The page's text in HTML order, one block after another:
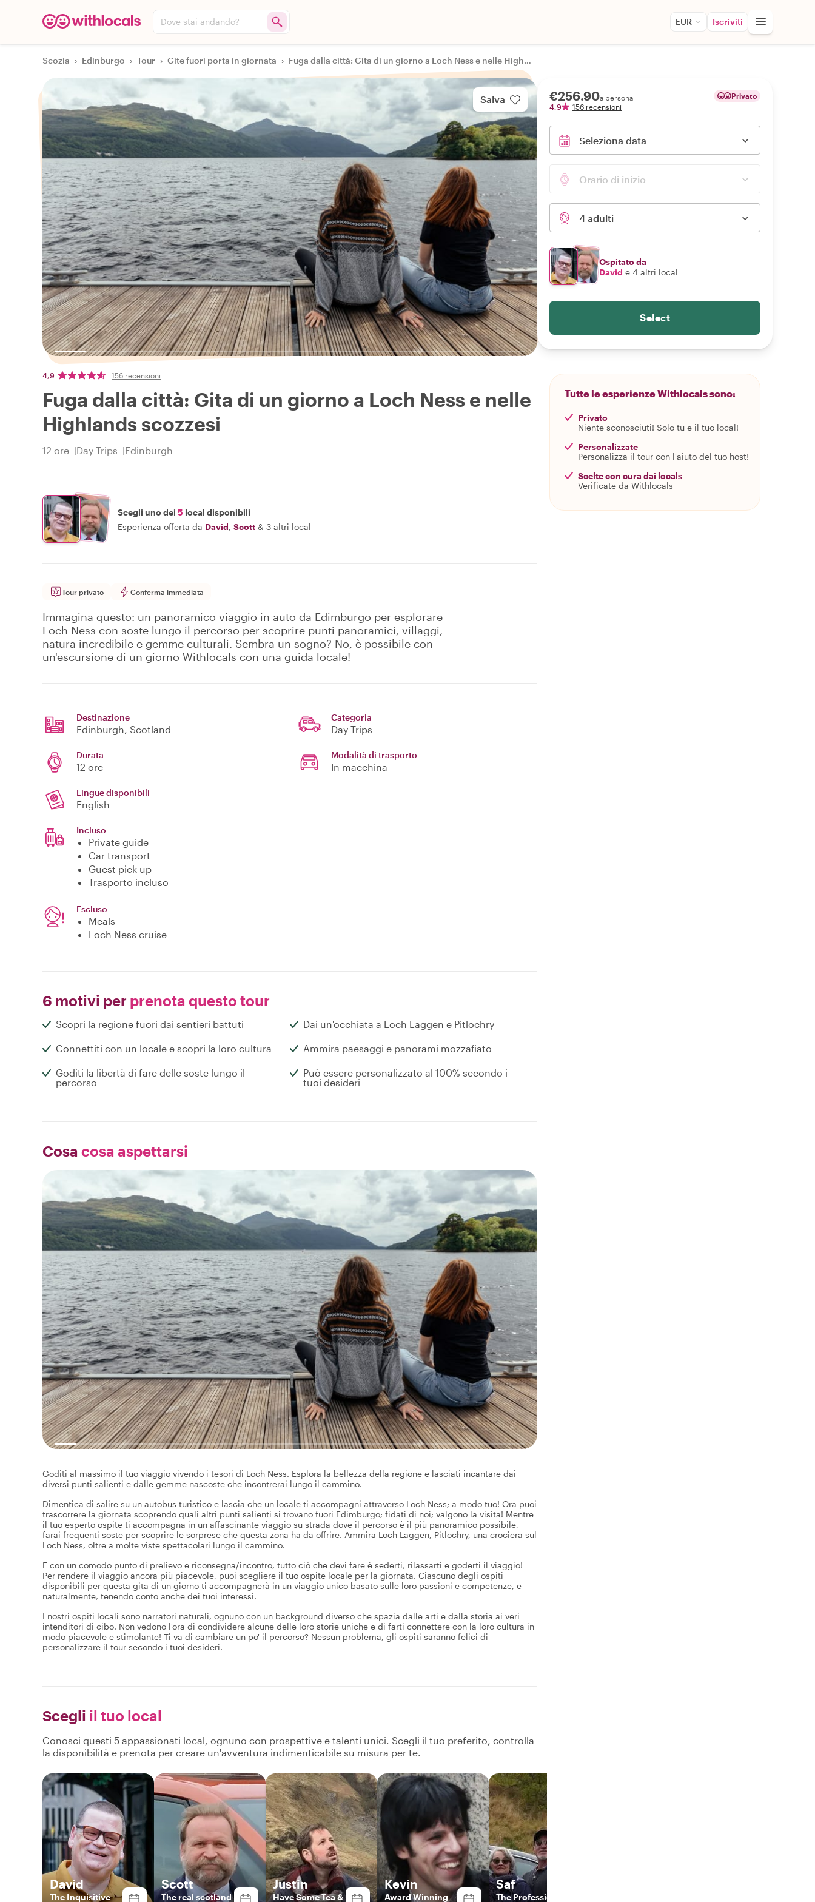
Dove stai andando? EUR Iscriviti
Scozia › Edinburgo › Tour › Gite fuori porta in giornata › Fuga dalla città: Gita di un giorno a Loch Ness e nelle Highlands scozzesi
Salva
4,9 156 recensioni
Fuga dalla città: Gita di un giorno a Loch Ness e nelle
Highlands scozzesi
12 ore Day Trips Edinburgh
Scegli uno dei 5 local disponibili
Esperienza offerta da David, Scott & 3 altri local
Tour privato Conferma immediata
Immagina questo: un panoramico viaggio in auto da Edimburgo per esplorare
Loch Ness con soste lungo il percorso per scoprire punti panoramici, villaggi,
natura incredibile e gemme culturali. Sembra un sogno? No, è possibile con
un'escursione di un giorno Withlocals con una guida locale!
Destinazione
Edinburgh, Scotland
Categoria
Day Trips
Durata
12 ore
Modalità di trasporto
In macchina
Lingue disponibili
English
Incluso
Private guide
Car transport
Guest pick up
Trasporto incluso
Escluso
Meals
Loch Ness cruise
6 motivi per prenota questo tour
Scopri la regione fuori dai sentieri battuti Dai un'occhiata a Loch Laggen e Pitlochry
Connettiti con un locale e scopri la loro cultura Ammira paesaggi e panorami mozzafiato
Goditi la libertà di fare delle soste lungo il
percorso
Può essere personalizzato al 100% secondo i
tuoi desideri
Cosa cosa aspettarsi
Goditi al massimo il tuo viaggio vivendo i tesori di Loch Ness. Esplora la bellezza della regione e lasciati incantare dai
diversi punti salienti e dalle gemme nascoste che incontrerai lungo il cammino.
Dimentica di salire su un autobus turistico e lascia che un locale ti accompagni attraverso Loch Ness; a modo tuo! Ora puoi
trascorrere la giornata scoprendo quali altri punti salienti si trovano fuori Edimburgo; fidati di noi; valgono la visita! Mentre
il tuo esperto ospite ti accompagna in un affascinante viaggio su strada dove il percorso è il più panoramico possibile,
farai frequenti soste per scoprire le sorprese che questa zona ha da offrire. Ammira Loch Laggen, Pitlochry, una crociera sul
Loch Ness, oltre a molte viste spettacolari lungo il cammino.
E con un comodo punto di prelievo e riconsegna/incontro, tutto ciò che devi fare è sederti, rilassarti e goderti il viaggio!
Per rendere il viaggio ancora più piacevole, puoi scegliere il tuo ospite locale per la giornata. Ciascuno degli ospiti
disponibili per questa gita di un giorno ti accompagnerà in un viaggio unico basato sulle loro passioni e competenze, e
naturalmente, tenendo conto anche dei tuoi interessi.
I nostri ospiti locali sono narratori naturali, ognuno con un background diverso che spazia dalle arti e dalla storia ai veri
intenditori di cibo. Non vedono l'ora di condividere alcune delle loro storie uniche e di farti connettere con la loro cultura in
modo piacevole e stimolante! Ti va di cambiare un po' il percorso? Nessun problema, gli ospiti saranno felici di
personalizzare il tour secondo i tuoi desideri.
Scegli il tuo local
Conosci questi 5 appassionati local, ognuno con prospettive e talenti unici. Scegli il tuo preferito, controlla
la disponibilità e prenota per creare un'avventura indimenticabile su misura per te.
David
The Inquisitive
Scott
The real scotland
Justin
Have Some Tea &
Kevin
Award Winning
Saf
The Professional
€256.90a persona
4,9
156 recensioni
Privato
Seleziona data
Orario di inizio
4 adulti
Ospitato da
David e 4 altri local
Select
Tutte le esperienze Withlocals sono:
Privato
Niente sconosciuti! Solo tu e il tuo local!
Personalizzate
Personalizza il tour con l'aiuto del tuo host!
Scelte con cura dai locals
Verificate da Withlocals